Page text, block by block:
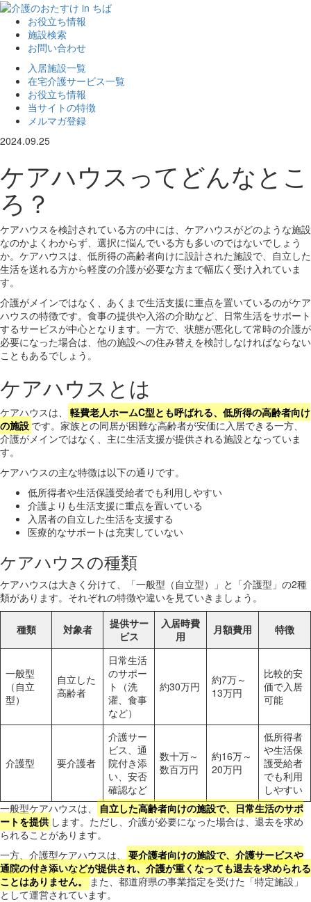
お役立ち情報
施設検索
お問い合わせ
入居施設一覧
在宅介護サービス一覧
お役立ち情報
当サイトの特徴
メルマガ登録
2024.09.25
ケアハウスってどんなとこ
ろ？
ケアハウスを検討されている方の中には、ケアハウスがどのような施設
なのかよくわからず、選択に悩んでいる方も多いのではないでしょう
か。ケアハウスは、低所得の高齢者向けに設計された施設で、自立した
生活を送れる方から軽度の介護が必要な方まで幅広く受け入れていま
す。
介護がメインではなく、あくまで生活支援に重点を置いているのがケア
ハウスの特徴です。食事の提供や入浴の介助など、日常生活をサポート
するサービスが中心となります。一方で、状態が悪化して常時の介護が
必要になった場合は、他の施設への住み替えを検討しなければならない
こともあるでしょう。
ケアハウスとは
ケアハウスは、
軽費老人ホームC型とも呼ばれる、低所得の高齢者向け
の施設 です。家族との同居が困難な高齢者が安価に入居できる一方、
介護がメインではなく、主に生活支援が提供される施設となっていま
す。
ケアハウスの主な特徴は以下の通りです。
低所得者や生活保護受給者でも利用しやすい
介護よりも生活支援に重点を置いている
入居者の自立した生活を支援する
医療的なサポートは充実していない
ケアハウスの種類
ケアハウスは大きく分けて、「一般型（自立型）」と「介護型」の2種
類があります。それぞれの特徴や違いを見ていきましょう。
種類 対象者
提供サー
ビス
入居時費
用
月額費用 特徴
一般型
（自立
型）
自立した
高齢者
日常生活
のサポー
ト（洗
濯、食事
など）
約30万円
約7万～
13万円
比較的安
価で入居
可能
介護型 要介護者
介護サー
ビス、通
院付き添
い、安否
確認など
数十万～
数百万円
約16万～
20万円
低所得者
や生活保
護受給者
でも利用
しやすい
一般型ケアハウスは、
自立した高齢者向けの施設で、日常生活のサポ
ートを提供 します。ただし、介護が必要になった場合は、退去を求め
られることがあります。
一方、介護型ケアハウスは、
要介護者向けの施設で、介護サービスや
通院の付き添いなどが提供され、介護が重くなっても退去を求められる
ことはありません。また、都道府県の事業指定を受けた「特定施設」
として運営されています。